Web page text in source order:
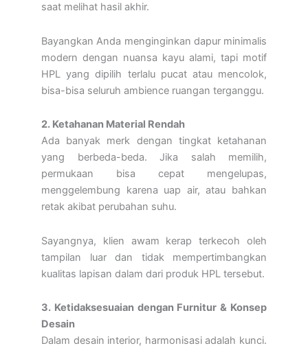
saat melihat hasil akhir.
Bayangkan Anda menginginkan dapur minimalis
modern dengan nuansa kayu alami, tapi motif
HPL yang dipilih terlalu pucat atau mencolok,
bisa-bisa seluruh ambience ruangan terganggu.
2. Ketahanan Material Rendah
Ada banyak merk dengan tingkat ketahanan
yang berbeda-beda. Jika salah memilih,
permukaan bisa cepat mengelupas,
menggelembung karena uap air, atau bahkan
retak akibat perubahan suhu.
Sayangnya, klien awam kerap terkecoh oleh
tampilan luar dan tidak mempertimbangkan
kualitas lapisan dalam dari produk HPL tersebut.
3. Ketidaksesuaian dengan Furnitur & Konsep
Desain
Dalam desain interior, harmonisasi adalah kunci.